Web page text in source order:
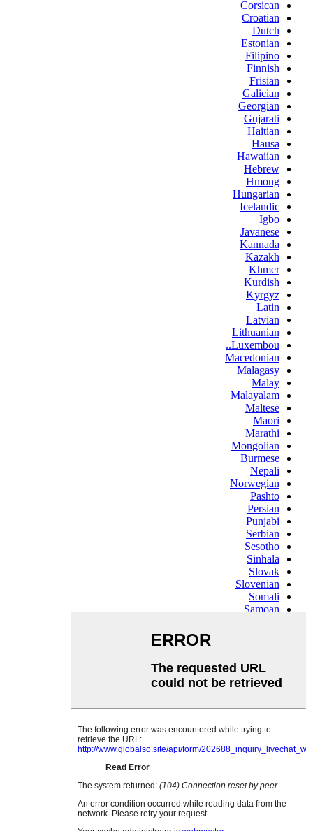
Corsican
Croatian
Dutch
Estonian
Filipino
Finnish
Frisian
Galician
Georgian
Gujarati
Haitian
Hausa
Hawaiian
Hebrew
Hmong
Hungarian
Icelandic
Igbo
Javanese
Kannada
Kazakh
Khmer
Kurdish
Kyrgyz
Latin
Latvian
Lithuanian
Luxembou..
Macedonian
Malagasy
Malay
Malayalam
Maltese
Maori
Marathi
Mongolian
Burmese
Nepali
Norwegian
Pashto
Persian
Punjabi
Serbian
Sesotho
Sinhala
Slovak
Slovenian
Somali
Samoan
Swahili
Tajik
Telugu
Ukrainian
Urdu
Welsh
Xhosa
Yiddish